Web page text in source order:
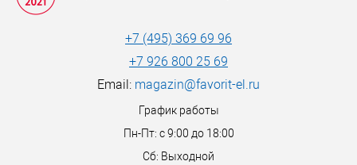
+7 (495) 369 69 96
+7 926 800 25 69
Email: magazin@favorit-el.ru
График работы
Пн-Пт: с 9:00 до 18:00
Сб: Выходной